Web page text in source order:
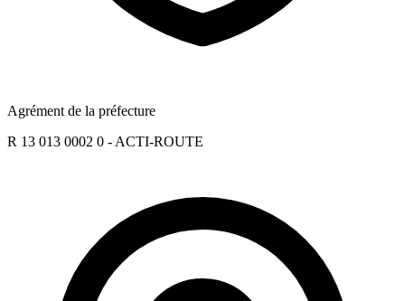
Agrément de la préfecture
R 13 013 0002 0 - ACTI-ROUTE